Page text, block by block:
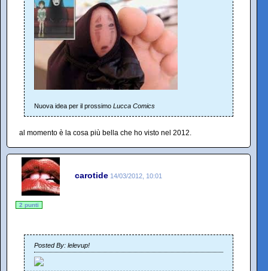
Nuova idea per il prossimo Lucca Comics
al momento è la cosa più bella che ho visto nel 2012.
carotide 14/03/2012, 10:01
2 punti
Posted By: lelevup!